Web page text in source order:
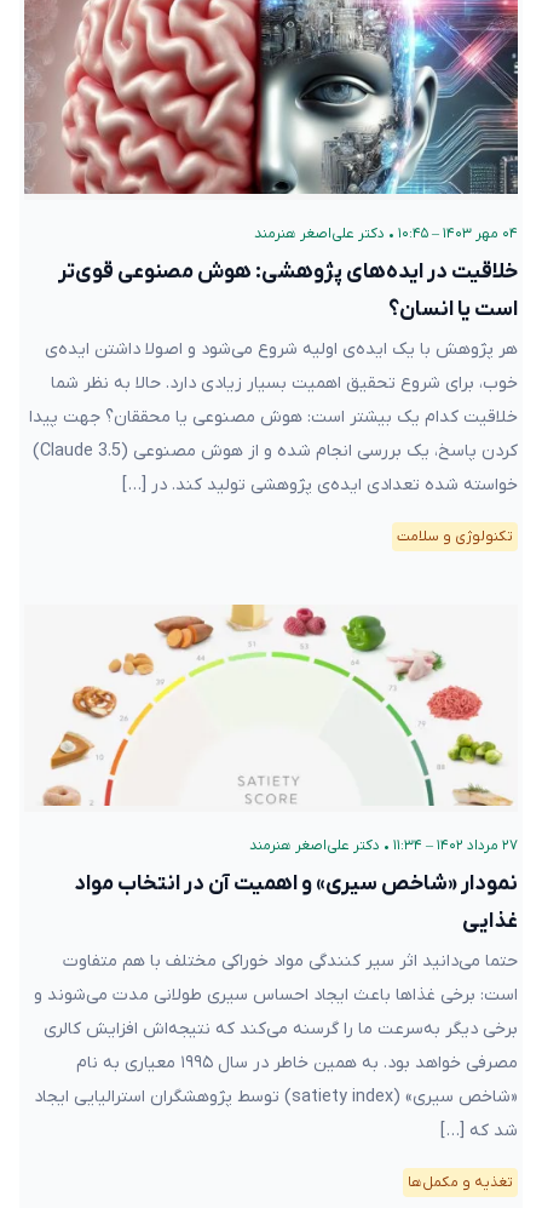
۰۴ مهر ۱۴۰۳ – ۱۰:۴۵ • دکتر علی‌اصغر هنرمند
خلاقیت در ایده‌های پژوهشی: هوش مصنوعی قوی‌تر
است یا انسان؟
هر پژوهش با یک ایده‌ی اولیه شروع می‌شود و اصولا داشتن ایده‌ی
خوب، برای شروع تحقیق اهمیت بسیار زیادی دارد. حالا به نظر شما
خلاقیت کدام یک بیشتر است: هوش مصنوعی یا محققان؟ جهت پیدا
کردن پاسخ، یک بررسی انجام شده و از هوش مصنوعی (Claude 3.5)
خواسته شده تعدادی ایده‌ی پژوهشی تولید کند. در […]
تکنولوژی و سلامت
۲۷ مرداد ۱۴۰۲ – ۱۱:۳۴ • دکتر علی‌اصغر هنرمند
نمودار «شاخص سیری» و اهمیت آن در انتخاب مواد
غذایی
حتما می‌دانید اثر سیر کنندگی مواد خوراکی مختلف با هم متفاوت
است: برخی غذاها باعث ایجاد احساس سیری طولانی‌ مدت می‌شوند و
برخی دیگر به‌سرعت ما را گرسنه می‌کند که نتیجه‌اش افزایش کالری
مصرفی خواهد بود. به همین خاطر در سال ۱۹۹۵ معیاری به نام
«شاخص سیری» (satiety index) توسط پژوهشگران استرالیایی ایجاد
شد که […]
تغذیه و مکمل‌ها